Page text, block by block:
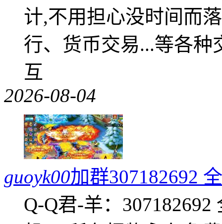
计,不用担心没时间而
行、货币交易...等各
互
2026-08-04
guoyk00加群307182692
Q-Q君-羊：